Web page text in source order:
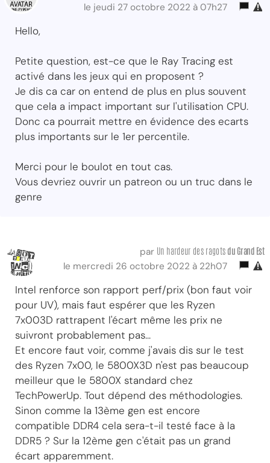
le jeudi 27 octobre 2022 à 07h27
Hello,
Petite question, est-ce que le Ray Tracing est
activé dans les jeux qui en proposent ?
Je dis ca car on entend de plus en plus souvent
que cela a impact important sur l'utilisation CPU.
Donc ca pourrait mettre en évidence des ecarts
plus importants sur le 1er percentile.
Merci pour le boulot en tout cas.
Vous devriez ouvrir un patreon ou un truc dans le
genre
par Un hardeur des ragots du Grand Est
le mercredi 26 octobre 2022 à 22h07
Intel renforce son rapport perf/prix (bon faut voir
pour UV), mais faut espérer que les Ryzen
7x003D rattrapent l'écart même les prix ne
suivront probablement pas...
Et encore faut voir, comme j'avais dis sur le test
des Ryzen 7x00, le 5800X3D n'est pas beaucoup
meilleur que le 5800X standard chez
TechPowerUp. Tout dépend des méthodologies.
Sinon comme la 13ème gen est encore
compatible DDR4 cela sera-t-il testé face à la
DDR5 ? Sur la 12ème gen c'était pas un grand
écart apparemment.